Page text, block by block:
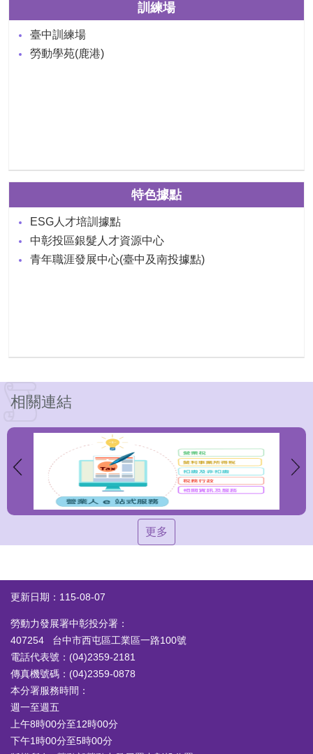
訓練場
臺中訓練場
勞動學苑(鹿港)
特色據點
ESG人才培訓據點
中彰投區銀髮人才資源中心
青年職涯發展中心(臺中及南投據點)
相關連結
更多
更新日期：115-08-07
勞動力發展署中彰投分署：
407254 台中市西屯區工業區一路100號
電話代表號：(04)2359-2181
傳真機號碼：(04)2359-0878
本分署服務時間：
週一至週五
上午8時00分至12時00分
下午1時00分至5時00分